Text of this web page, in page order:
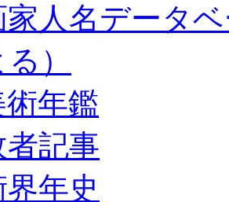
家人名データ
）
術年鑑
者記事
年史